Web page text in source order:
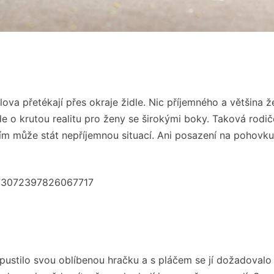
přetékají přes okraje židle. Nic příjemného a většina
o krutou realitu pro ženy se širokými boky. Taková
může stát nepříjemnou situací. Ani posazení na
svou oblíbenou hračku a s pláčem se jí